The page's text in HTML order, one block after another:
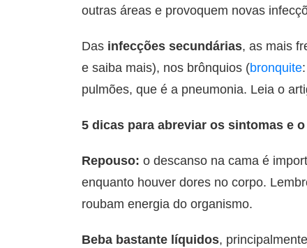
outras áreas e provoquem novas
Das infecções secundárias, as mais
e saiba mais), nos brônquios (bronquite
pulmões, que é a pneumonia. Leia o
5 dicas para abreviar os sintomas e
Repouso: o descanso na cama é
enquanto houver dores no corpo.
roubam energia do organismo.
Beba bastante líquidos,